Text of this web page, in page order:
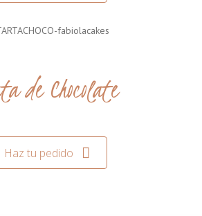
de Chocolate
Haz tu pedido